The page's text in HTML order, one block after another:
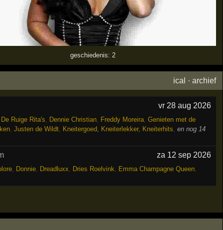
geschiedenis: 2
ical ·archief
vr 28 aug 2026
De Ruige Rita's Dennie Christian, Freddy Moreira, Genieten met de
, Justen de Wildt, Kneitergoed, Kneiterlekker, Kneiterhits en nog 14
za 12 sep 2026
, Donnie, Dreadluxx Dries Roelvink Emma Champagne Queen,